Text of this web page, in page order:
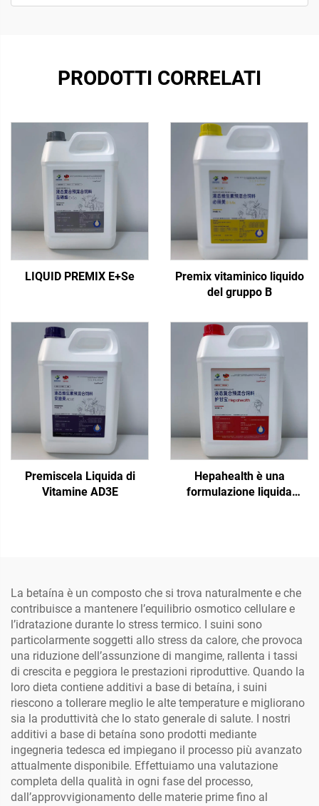
PRODOTTI CORRELATI
LIQUID PREMIX E+Se
Premix vitaminico liquido
del gruppo B
Premiscela Liquida di
Vitamine AD3E
Hepahealth è una
formulazione liquida
abbeveraggio. Il prodotto
è raccomandato in periodi
di stress, per la sindrome
dell'epatopatia grassa,
epatite, disfunzioni
epatoreneali ecc.
La betaína è un composto che si trova naturalmente e che
contribuisce a mantenere l’equilibrio osmotico cellulare e
l’idratazione durante lo stress termico. I suini sono
particolarmente soggetti allo stress da calore, che provoca
una riduzione dell’assunzione di mangime, rallenta i tassi
di crescita e peggiora le prestazioni riproduttive. Quando la
loro dieta contiene additivi a base di betaína, i suini
riescono a tollerare meglio le alte temperature e migliorano
sia la produttività che lo stato generale di salute. I nostri
additivi a base di betaína sono prodotti mediante
ingegneria tedesca ed impiegano il processo più avanzato
attualmente disponibile. Effettuiamo una valutazione
completa della qualità in ogni fase del processo,
dall’approvvigionamento delle materie prime fino al